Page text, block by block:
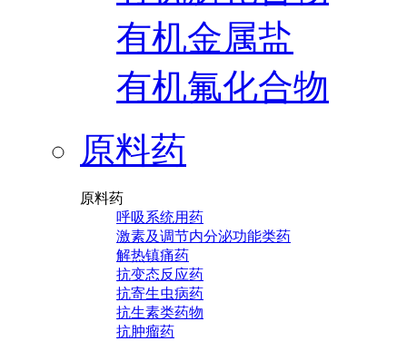
有机金属盐
有机氟化合物
原料药
原料药
呼吸系统用药
激素及调节内分泌功能类药
解热镇痛药
抗变态反应药
抗寄生虫病药
抗生素类药物
抗肿瘤药